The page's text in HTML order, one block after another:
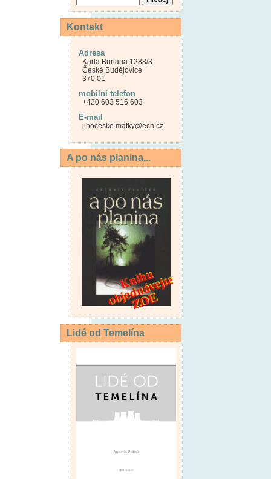
Kontakt
Adresa
Karla Buriana 1288/3
České Budějovice
370 01
mobilní telefon
+420 603 516 603
E-mail
jihoceske.matky@ecn.cz
A po nás planina...
Lidé od Temelína